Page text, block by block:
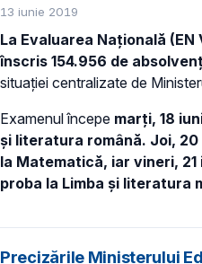
13 iunie 2019
La Evaluarea Națională (EN
înscris 154.956 de
situației centralizate de
Examenul începe marți, 18
și literatura română. Joi,
la Matematică, iar vineri,
proba la Limba și literatura
Precizările Ministerului